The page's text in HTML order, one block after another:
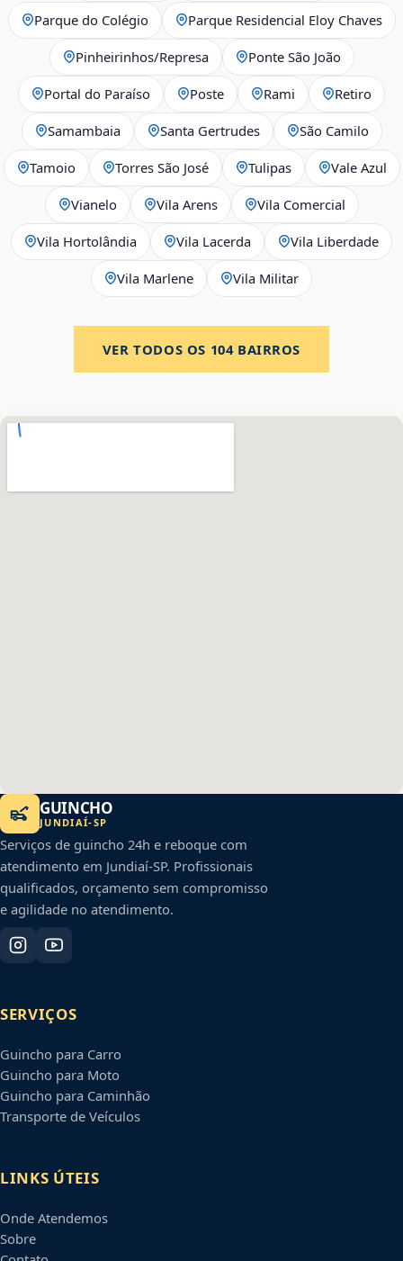
Parque do Colégio Parque Residencial Eloy Chaves
Pinheirinhos/Represa Ponte São João
Portal do Paraíso Poste Rami Retiro
Samambaia Santa Gertrudes São Camilo
Tamoio Torres São José Tulipas Vale Azul
Vianelo Vila Arens Vila Comercial
Vila Hortolândia Vila Lacerda Vila Liberdade
Vila Marlene Vila Militar
VER TODOS OS 104BAIRROS
GUINCHO
JUNDIAÍ-SP
Serviços de guincho 24h e reboque com
atendimento em Jundiaí-SP. Profissionais
qualificados, orçamento sem compromisso
e agilidade no atendimento.
SERVIÇOS
Guincho para Carro
Guincho para Moto
Guincho para Caminhão
Transporte de Veículos
LINKS ÚTEIS
Onde Atendemos
Sobre